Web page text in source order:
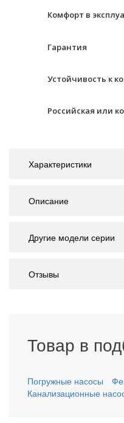
Комфорт в
Гарантия
Устойчивость к
Российская или
Характеристики
Описание
Другие модели серии
Отзывы
Товар в
Погружные насосы
Канализационные